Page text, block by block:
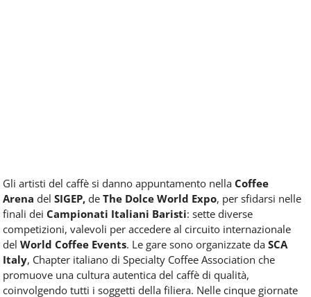
Gli artisti del caffè si danno appuntamento nella Coffee
Arena del SIGEP, de The Dolce World Expo, per sfidarsi nelle
finali dei Campionati Italiani Baristi: sette diverse
competizioni, valevoli per accedere al circuito internazionale
del World Coffee Events. Le gare sono organizzate da SCA
Italy, Chapter italiano di Specialty Coffee Association che
promuove una cultura autentica del caffè di qualità,
coinvolgendo tutti i soggetti della filiera. Nelle cinque giornate